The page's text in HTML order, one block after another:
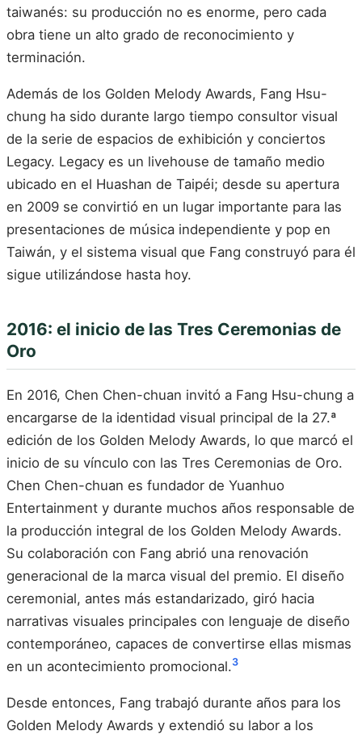
taiwanés: su producción no es enorme, pero cada
obra tiene un alto grado de reconocimiento y
terminación.
Además de los Golden Melody Awards, Fang Hsu-
chung ha sido durante largo tiempo consultor visual
de la serie de espacios de exhibición y conciertos
Legacy. Legacy es un livehouse de tamaño medio
ubicado en el Huashan de Taipéi; desde su apertura
en 2009 se convirtió en un lugar importante para las
presentaciones de música independiente y pop en
Taiwán, y el sistema visual que Fang construyó para él
sigue utilizándose hasta hoy.
2016: el inicio de las Tres Ceremonias de
Oro
En 2016, Chen Chen-chuan invitó a Fang Hsu-chung a
encargarse de la identidad visual principal de la 27.ª
edición de los Golden Melody Awards, lo que marcó el
inicio de su vínculo con las Tres Ceremonias de Oro.
Chen Chen-chuan es fundador de Yuanhuo
Entertainment y durante muchos años responsable de
la producción integral de los Golden Melody Awards.
Su colaboración con Fang abrió una renovación
generacional de la marca visual del premio. El diseño
ceremonial, antes más estandarizado, giró hacia
narrativas visuales principales con lenguaje de diseño
contemporáneo, capaces de convertirse ellas mismas
en un acontecimiento promocional.3
Desde entonces, Fang trabajó durante años para los
Golden Melody Awards y extendió su labor a los